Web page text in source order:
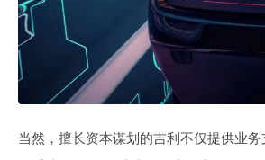
当然，擅长资本谋划的吉利不仅提供业